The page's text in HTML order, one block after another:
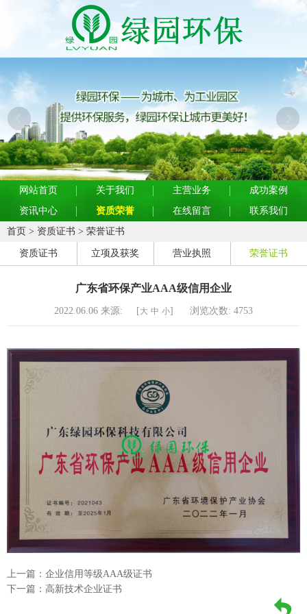
网站首页 关于我们 主营业务
成功案例
资讯中心
资质荣誉 在线留言
联系我们
首页 > 资质证书 > 荣誉证书
资质证书 立项及获奖 营业执照 荣誉证书
广东省环保产业AAA级信用企业
2022.06.06 来源: [大 中 小] 浏览次数: 4753
上一篇：企业信用等级AAA级证书
下一篇：高新技术企业证书